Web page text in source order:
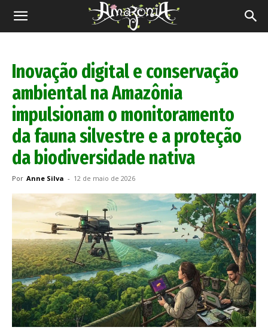
Revista
Inovação digital e conservação
ambiental na Amazônia
impulsionam o monitoramento
da fauna silvestre e a proteção
da biodiversidade nativa
Por Anne Silva - 12 de maio de 2026